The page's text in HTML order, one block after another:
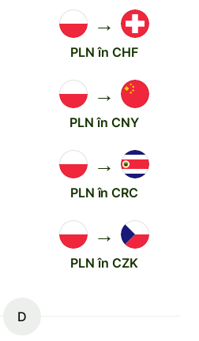
→
PLN în CHF
→
PLN în CNY
→
PLN în CRC
→
PLN în CZK
D